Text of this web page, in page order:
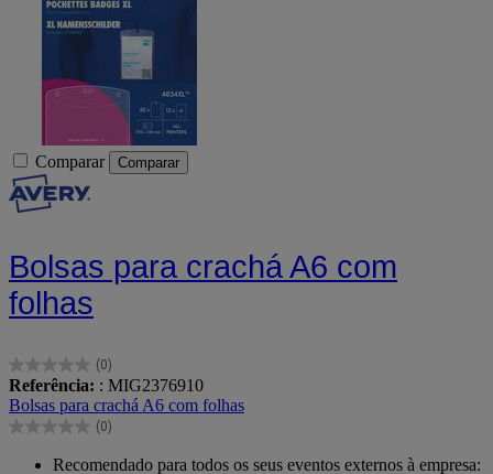
Comparar Comparar
Bolsas para crachá A6 com
folhas
(0)
0.0
em
5
estrelas.
Referência: : MIG2376910
Bolsas para crachá A6 com folhas
(0)
0.0
Recomendado para todos os seus eventos externos à empresa: